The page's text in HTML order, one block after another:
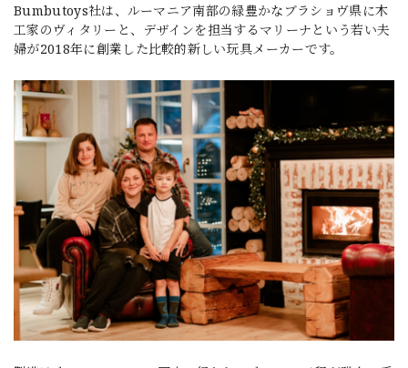
Bumbutoys社は、ルーマニア南部の緑豊かなブラショヴ県に木
工家のヴィタリーと、デザインを担当するマリーナという若い夫
婦が2018年に創業した比較的新しい玩具メーカーです。